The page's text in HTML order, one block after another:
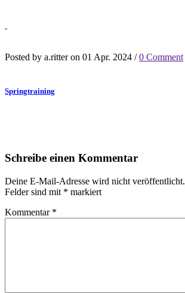
Posted by a.ritter on 01 Apr. 2024 /0 Comment
Springtraining
Schreibe einen Kommentar
Deine E-Mail-Adresse wird nicht veröffentlicht.
Felder sind mit * markiert
Kommentar *